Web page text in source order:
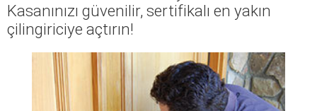
Kasanınızı güvenilir, sertifikalı en yakın
çilingiriciye açtırın!